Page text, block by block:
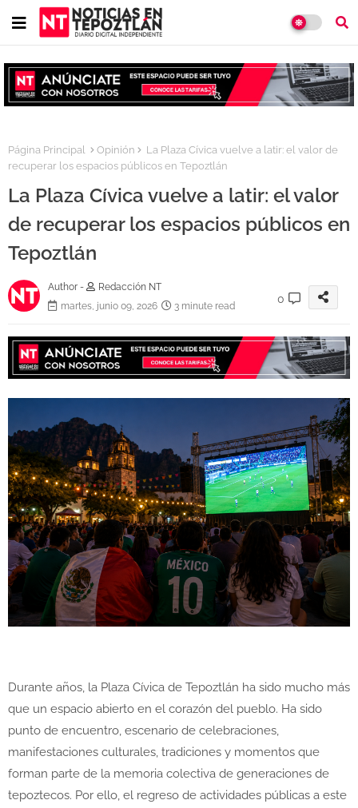
Página Principal Opinión
La Plaza Cívica vuelve a latir: el valor de
recuperar los espacios públicos en Tepoztlán
La Plaza Cívica vuelve a latir: el valor
de recuperar los espacios públicos en
Tepoztlán
Author -
Redacción NT
martes, junio 09, 2026
3 minute read
0
Durante años, la Plaza Cívica de Tepoztlán ha sido mucho más
que un espacio abierto en el corazón del pueblo. Ha sido
punto de encuentro, escenario de celebraciones,
manifestaciones culturales, tradiciones y momentos que
forman parte de la memoria colectiva de generaciones de
tepoztecos. Por ello, el regreso de actividades públicas a este